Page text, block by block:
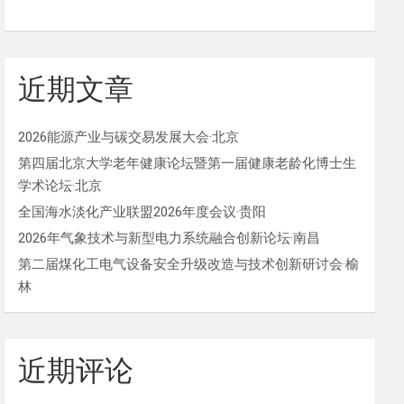
近期文章
2026能源产业与碳交易发展大会·北京
第四届北京大学老年健康论坛暨第一届健康老龄化博士生
学术论坛·北京
全国海水淡化产业联盟2026年度会议·贵阳
2026年气象技术与新型电力系统融合创新论坛·南昌
第二届煤化工电气设备安全升级改造与技术创新研讨会·榆
林
近期评论